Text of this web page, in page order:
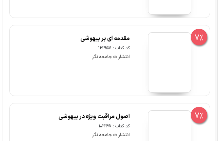
7% مقدمه ای بر بیهوشی
کد کتاب : 142957
انتشارات جامعه نگر
7% اصول مراقبت ویژه در بیهوشی
کد کتاب : 102248
انتشارات جامعه نگر